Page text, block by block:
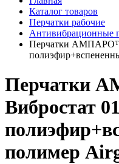
Каталог товаров
Перчатки рабочие
Антивибрационные
Перчатки АМПАРО™
Перчатки
Вибростат
полимер